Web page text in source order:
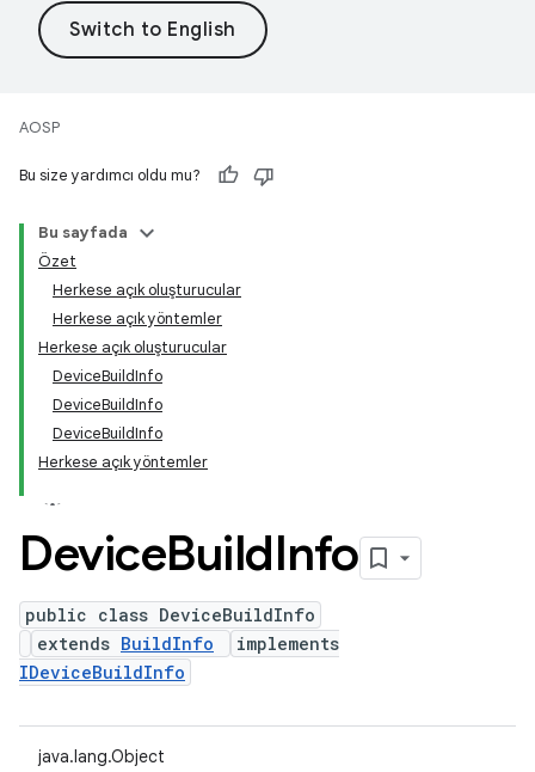
AOSP
Bu size yardımcı oldu mu?
Bu sayfada
Özet
Herkese açık oluşturucular
Herkese açık yöntemler
Herkese açık oluşturucular
DeviceBuildInfo
DeviceBuildInfo
DeviceBuildInfo
Herkese açık yöntemler
DeviceBuildInfo
public class DeviceBuildInfo
extends BuildInfo
implements
IDeviceBuildInfo
java.lang.Object